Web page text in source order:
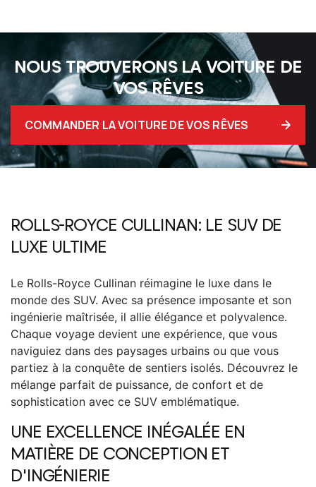
NOUS TROUVERONS LA VOITURE DE
VOS RÊVES
COMMANDER LA VOITURE DE VOS RÊVES
ROLLS-ROYCE CULLINAN: LE SUV DE
LUXE ULTIME
Le Rolls-Royce Cullinan réimagine le luxe dans le
monde des SUV. Avec sa présence imposante et son
ingénierie maîtrisée, il allie élégance et polyvalence.
Chaque voyage devient une expérience, que vous
naviguiez dans des paysages urbains ou que vous
partiez à la conquête de sentiers isolés. Découvrez le
mélange parfait de puissance, de confort et de
sophistication avec ce SUV emblématique.
UNE EXCELLENCE INÉGALÉE EN
MATIÈRE DE CONCEPTION ET
D'INGÉNIERIE